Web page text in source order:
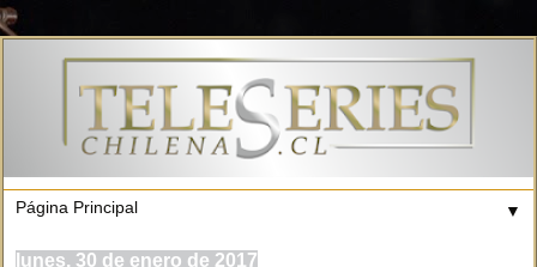
▼
lunes, 30 de enero de 2017